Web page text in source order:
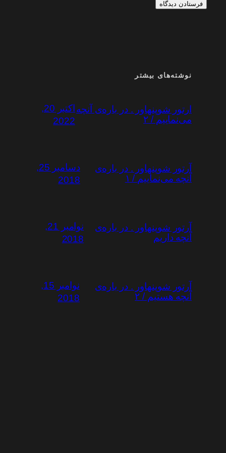
نوشته‌های بیشتر
ارتور شوپنهاور . در باره‌ی آنچه
می‌نماییم / ۲
اکتبر 20,
2022
آرتور شوپنهاور . در باره‌ی
آنچه می‌نماییم / ۱
دسامبر 25,
2018
آرتور شوپنهاور . در باره‌ی
آنچه داریم
نوامبر 21,
2018
آرتور شوپنهاور . در باره‌ی
آنچه هستیم / ۲
نوامبر 15,
2018